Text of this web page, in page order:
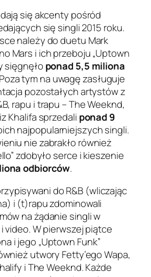
się akcenty pośród
się singli 2015 roku.
należy do duetu Mark
Mars i ich przeboju „Uptown
sięgnęło ponad 5,5 miliona
tym na uwagę zasługuje
pozostałych artystów z
rapu i trapu – The Weeknd,
Khalifa sprzedali ponad 9
najpopularniejszych singli.
nie zabrakło również
zdobyło serce i kieszenie
odbiorców.
do R&B (wliczając
i (t)rapu zdominowali
na żądanie singli w
video. W pierwszej piątce
i jego „Uptown Funk”
utwory Fetty’ego Wapa,
i The Weeknd. Każde